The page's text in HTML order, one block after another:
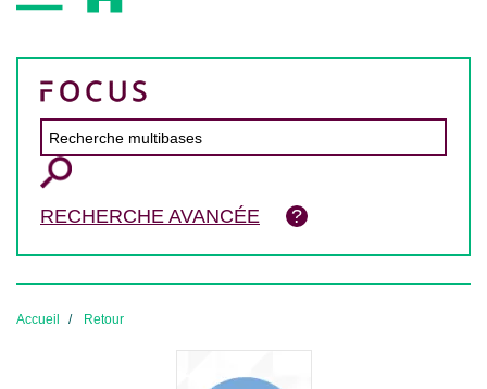
RECHERCHE AVANCÉE
Accueil Retour